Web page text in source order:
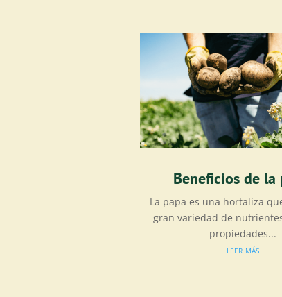
Beneficios de la
La papa es una hortaliza
gran variedad de
propiedades...
leer más